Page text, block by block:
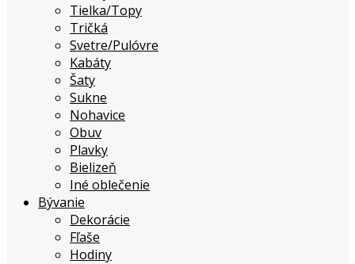
Tielka/Topy
Tričká
Svetre/Pulóvre
Kabáty
Šaty
Sukne
Nohavice
Obuv
Plavky
Bielizeň
Iné oblečenie
Bývanie
Dekorácie
Fľaše
Hodiny